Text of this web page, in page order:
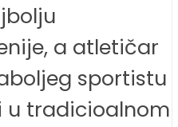
a atletičar
sportistu
u tradicioalnom